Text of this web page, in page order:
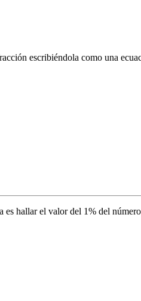
escribiéndola como una
es hallar el valor del 1% del